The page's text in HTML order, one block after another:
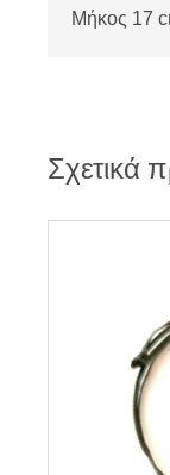
Μήκος 17
Σχετικά